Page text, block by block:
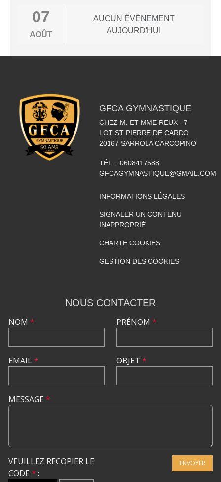
07
AOÛT
AUCUN ÉVÈNEMENT
AUJOURD'HUI
GFCA GYMNASTIQUE
CHEZ M. ET MME REUX - 7
LOT ST PIERRE DE CARDO
20167 SARROLA CARCOPINO
TÉL. : 0608417588
GFCAGYMNASTIQUE@GMAIL.COM
INFORMATIONS LÉGALES
SIGNALER UN CONTENU
INAPPROPRIÉ
CHARTE COOKIES
GESTION DES COOKIES
NOUS CONTACTER
NOM *
EMAIL*
PRÉNOM *
OBJET *
MESSAGE *
VEUILLEZ RECOPIER LE
CODE * :
ENVOYER